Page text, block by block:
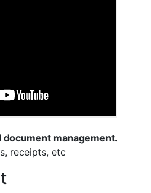
management.
receipts, etc